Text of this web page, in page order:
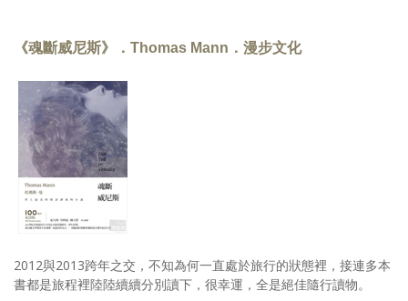
《魂斷威尼斯》．Thomas Mann．漫步文化
2012與2013跨年之交，不知為何一直處於旅行的狀態裡，接連多本
書都是旅程裡陸陸續續分別讀下，很幸運，全是絕佳隨行讀物。